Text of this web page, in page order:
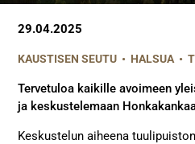
29.04.2025
KAUSTISEN SEUTU • HALSUA •
Tervetuloa kaikille avoimeen
ja keskustelemaan
Keskustelun aiheena